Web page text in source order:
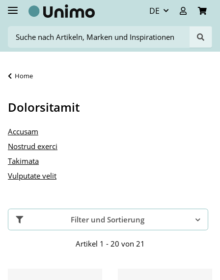
DE
Home
Dolorsitamit
Accusam
Nostrud exerci
Takimata
Vulputate velit
Filter und Sortierung
Artikel 1 - 20 von 21